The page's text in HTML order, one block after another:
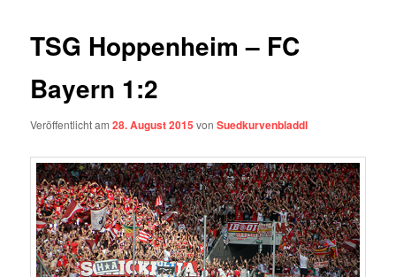
TSG Hoppenheim – FC
Bayern 1:2
Veröffentlicht am28. August 2015 vonSuedkurvenbladdl